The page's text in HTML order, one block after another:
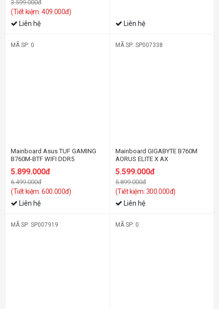
3.599.000đ
(Tiết kiệm: 409.000đ)
Liên hệ Liên hệ
MÃ SP: 0
Mainboard Asus TUF GAMING
B760M-BTF WIFI DDR5
5.899.000đ
6.499.000đ
(Tiết kiệm: 600.000đ)
Liên hệ
MÃ SP: SP007338
Mainboard GIGABYTE B760M
AORUS ELITE X AX
5.599.000đ
5.899.000đ
(Tiết kiệm: 300.000đ)
Liên hệ
MÃ SP: SP007919 MÃ SP: 0